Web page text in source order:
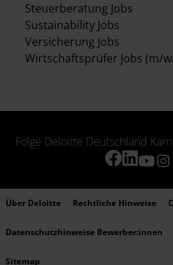
Steuerberatung Jobs
Sustainability Jobs
Versicherung Jobs
Wirtschaftsprüfer Jobs (m/
Folge Deloitte Deutschland
Über Deloitte Rechtliche Hinweise
Datenschutzhinweise Bewerber:innen
Sitemap